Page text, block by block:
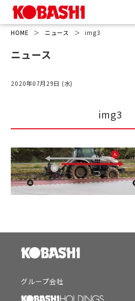
HOME ＞ ニュース ＞ img3
ニュース
2020年07月29日 (水)
img3
グループ会社